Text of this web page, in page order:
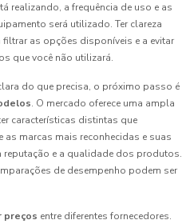
realizando, a frequência de uso e as
será utilizado. Ter clareza
as opções disponíveis e a evitar
que você não utilizará.
do que precisa, o próximo passo é
. O mercado oferece uma ampla
características distintas que
marcas mais reconhecidas e suas
reputação e a qualidade dos produtos.
de desempenho podem ser
preços entre diferentes fornecedores.